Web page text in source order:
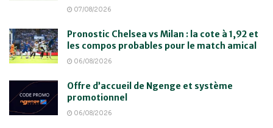
07/08/2026
Pronostic Chelsea vs Milan : la cote à 1,92 et
les compos probables pour le match amical
06/08/2026
Offre d’accueil de Ngenge et système
promotionnel
06/08/2026